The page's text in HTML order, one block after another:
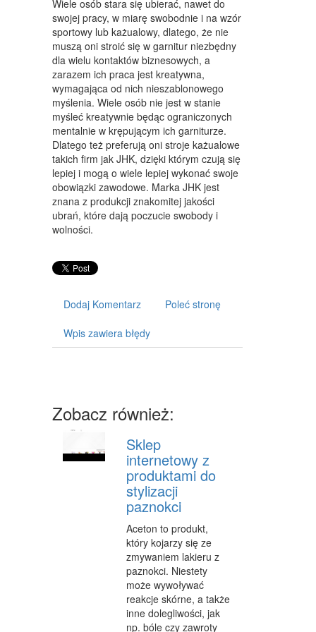
KURSY I SZKOLENIA
TŁUMACZENIA
WEBSTORE
BIŻUTERIA
DLA DZIECI
MEBLE
WYPOSAŻENIE WNĘTRZ
WYPOSAŻENIE ŁAZIENKI
OGRÓD, ROŚLINY
MATERIAŁY EKSPLOATACYJNE
INNE SKLEPY
URZĄDZENIA
MASZYNY
NARZĘDZIA
PRZEMYSŁ METALOWY
TRANSPORT
TRANSPORT
Wiele osób stara się ubierać, nawet do
swojej pracy, w miarę swobodnie i na wzór
sportowy lub każualowy, dlatego, że nie
muszą oni stroić się w garnitur niezbędny
dla wielu kontaktów biznesowych, a
zarazem ich praca jest kreatywna,
wymagająca od nich nieszablonowego
myślenia. Wiele osób nie jest w stanie
myśleć kreatywnie będąc ograniczonych
mentalnie w krępującym ich garniturze.
Dlatego też preferują oni stroje każualowe
takich firm jak JHK, dzięki którym czują się
lepiej i mogą o wiele lepiej wykonać swoje
obowiązki zawodowe. Marka JHK jest
znana z produkcji znakomitej jakości
ubrań, które dają poczucie swobody i
wolności.
Dodaj Komentarz Poleć stronę
Wpis zawiera błędy
Zobacz również:
Sklep
internetowy z
produktami do
stylizacji
paznokci
Aceton to produkt,
który kojarzy się ze
zmywaniem lakieru z
paznokci. Niestety
może wywoływać
reakcje skórne, a także
inne dolegliwości, jak
np. bóle czy zawroty